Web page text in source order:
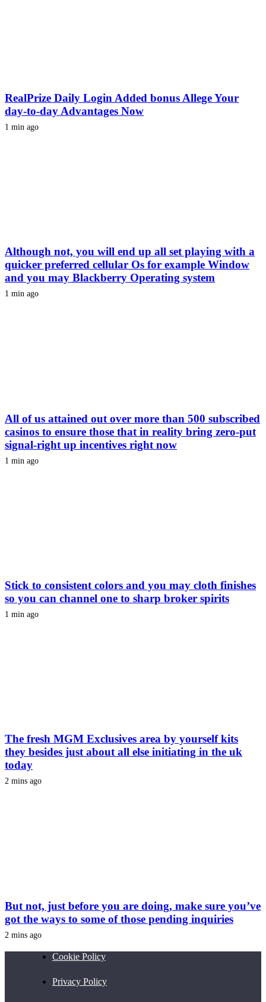
RealPrize Daily Login Added bonus Allege Your
day-to-day Advantages Now
1 min ago
Although not, you will end up all set playing with a
quicker preferred cellular Os for example Window
and you may Blackberry Operating system
1 min ago
All of us attained out over more than 500 subscribed
casinos to ensure those that in reality bring zero-put
signal-right up incentives right now
1 min ago
Stick to consistent colors and you may cloth finishes
so you can channel one to sharp broker spirits
1 min ago
The fresh MGM Exclusives area by yourself kits
they besides just about all else initiating in the uk
today
2 mins ago
But not, just before you are doing, make sure you’ve
got the ways to some of those pending inquiries
2 mins ago
Cookie Policy
Privacy Policy